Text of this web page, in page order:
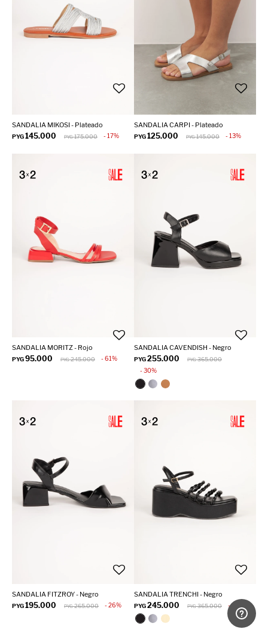
SANDALIA MIKOSI - Plateado
PYG145.000 PYG 175.000 17
SANDALIA CARPI - Plateado
PYG125.000 PYG 145.000 13
SANDALIA MORITZ - Rojo
PYG95.000 PYG 245.000 61
SANDALIA CAVENDISH - Negro
PYG255.000 PYG 365.000
30
SANDALIA FITZROY - Negro
PYG195.000 PYG 265.000 26
SANDALIA TRENCHI - Negro
PYG245.000 PYG 365.000 32